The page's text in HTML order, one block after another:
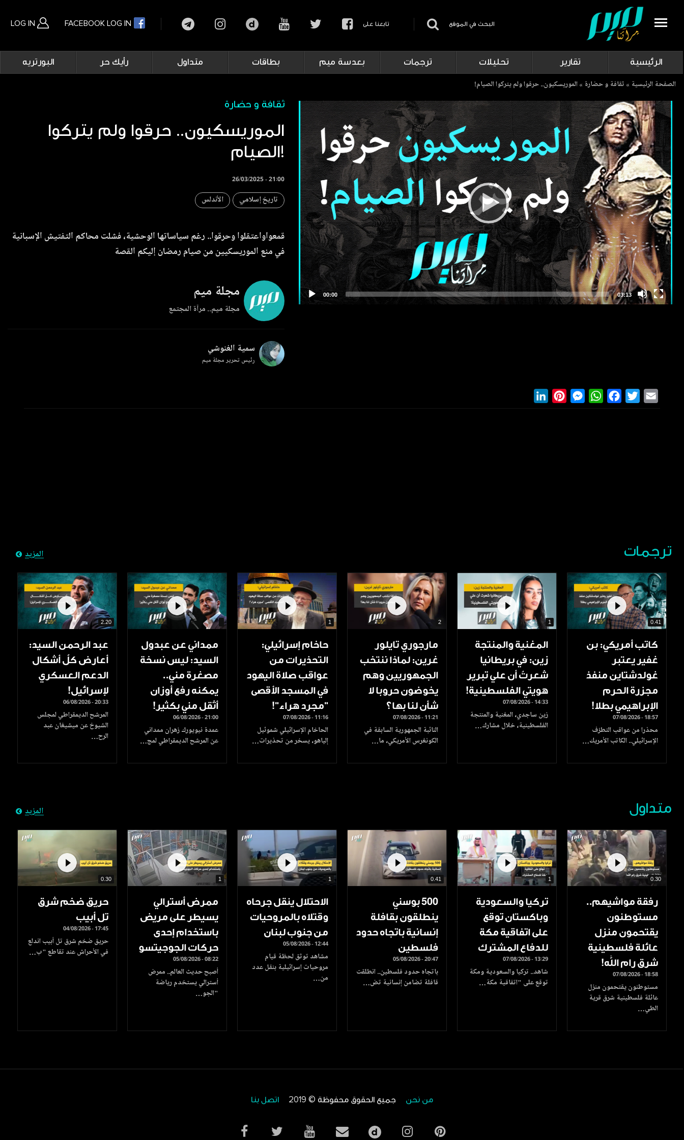
LOG IN FACEBOOK LOG IN البحث في الموقع تابعنا على
Main
navigation
الرئيسية تقارير تحليلات ترجمات بعدسة ميم بطاقات متداول رأيك حر البورتريه
Breadcrumb
الصفحة الرئيسية ثقافة و حضارة الموريسكيون.. حرقوا ولم يتركوا الصيام!
ثقافة و حضارة
الموريسكيون.. حرقوا ولم يتركوا
الصيام!
26/03/2025 - 21:00
تاريخ إسلامي الأندلس
قمعواواعتقلوا وحرقوا.. رغم سياساتها الوحشية، فشلت محاكم التفتيش الإسبانية
في منع الموريسكيين من صيام رمضان إليكم القصة
مجلة ميم
مجلة ميم.. مرآة المجتمع
سمية الغنوشي
رئيس تحرير مجلة ميم
LinkedInPinterestMessengerWhatsAppFacebook
Twitter
ترجمات المزيد
0.41
كاتب أمريكي: بن
غفير يعتبر
غولدشتاين منفذ
مجزرة الحرم
الإبراهيمي بطلا!
07/08/2026 - 18:57
محذرا من عواقب التطرّف
الإسرائيلي.. الكاتب الأمريك…
1
المغنية والمنتجة
زين: في بريطانيا
شعرتُ أن علي تبرير
هويتي الفلسطينية!
07/08/2026 - 14:33
زين ساجدي، المغنية والمنتجة
الفلسطينية، خلال مشارك…
2
مارجوري تايلور
غرين: لماذا ننتخب
الجمهوريين وهم
يخوضون حروبا لا
شأن لنا بها؟
07/08/2026 - 11:21
النائبة الجمهورية السابقة في
الكونغرس الأمريكي، ما…
1
حاخام إسرائيلي:
التحذيرات من
عواقب صلاة اليهود
في المسجد الأقصى
"مجرد هراء"!
07/08/2026 - 11:16
الحاخام الإسرائيلي شموئيل
إلياهو، يسخر من تحذيرات…
ممداني عن عبدول
السيد: ليس نسخة
مصغرة مني..
يمكنه رفع أوزان
أثقل مني بكثير!
06/08/2026 - 21:00
عمدة نيويورك زهران ممداني
عن المرشح الديمقراطي لمج…
2.20
عبد الرحمن السيد:
أعارض كلّ أشكال
الدعم العسكري
لإسرائيل!
06/08/2026 - 20:33
المرشح الديمقراطي لمجلس
الشيوخ عن ميشيغان عبد
الرح…
متداول المزيد
0.30
رفقة مواشيهم..
مستوطنون
يقتحمون منزل
عائلة فلسطينية
شرق رام الله!
07/08/2026 - 18:58
مستوطنون يقتحمون منزل
عائلة فلسطينية شرق قرية
الطي…
1
تركيا والسعودية
وباكستان توقع
على اتفاقية مكة
للدفاع المشترك
07/08/2026 - 13:29
شاهد.. تركيا والسعودية ومكة
توقع على "اتفاقية مكة…
0.41
500 بوسني
ينطلقون بقافلة
إنسانية باتجاه حدود
فلسطين
05/08/2026 - 20:47
باتجاه حدود فلسطين.. انطلقت
قافلة تضامن إنسانية تض…
1
الاحتلال ينقل جرحاه
وقتلاه بالمروحيات
من جنوب لبنان
05/08/2026 - 12:44
مشاهد توثق لحظة قيام
مروحيات إسرائيلية بنقل عدد
من…
1
ممرض أسترالي
يسيطر على مريض
باستخدام إحدى
حركات الجوجيتسو
05/08/2026 - 08:22
أصبح حديث العالم.. ممرض
أسترالي يستخدم رياضة
"الجو…
0.30
حريق ضخم شرق
تل أبيب
04/08/2026 - 17:45
حريق ضخم شرق تل أبيب اندلع
في الأحراش عند تقاطع "ب…
من نحن جميع الحقوق محفوظة © 2019 اتصل بنا